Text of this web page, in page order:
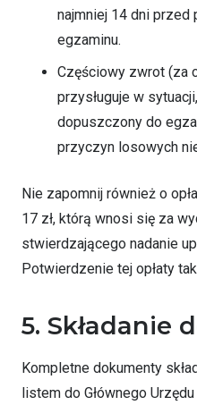
najmniej 14 dni przed
egzaminu.
Częściowy zwrot (za
przysługuje w
dopuszczony do
przyczyn losowych
Nie zapomnij również o
17 zł, którą wnosi się za
stwierdzającego nadanie
Potwierdzenie tej opłaty
5. Składanie
Kompletne dokumenty
listem do Głównego